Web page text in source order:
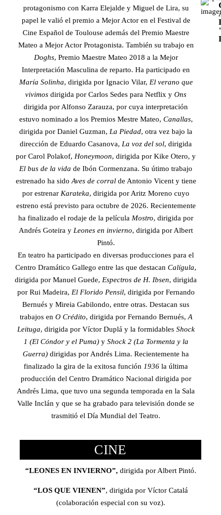
protagonismo con Karra Elejalde y Miguel de Lira, su
papel le valió el premio a Mejor Actor en el Festival de
Cine Español de Toulouse además del Premio Maestre
Mateo a Mejor Actor Protagonista. También su trabajo en
Doghs, Premio Maestre Mateo 2018 a la Mejor
Interpretación Masculina de reparto. Ha participado en
María Solinha, dirigida por Ignacio Vilar, El verano que
vivimos dirigida por Carlos Sedes para Netflix y Ons
dirigida por Alfonso Zarauza, por cuya interpretación
estuvo nominado a los Premios Mestre Mateo, Canallas,
dirigida por Daniel Guzman, La Piedad, otra vez bajo la
dirección de Eduardo Casanova, La voz del sol, dirigida
por Carol Polakof, Honeymoon, dirigida por Kike Otero, y
El bus de la vida de Ibón Cormenzana. Su útimo trabajo
estrenado ha sido Aves de corralde Antonio Vicent y tiene
por estrenar Karateka, dirigida por Aritz Moreno cuyo
estreno está previsto para octubre de 2026. Recientemente
ha finalizado el rodaje de la película Mostro, dirigida por
Andrés Goteira y Leones en invierno, dirigida por Albert
Pintó.
En teatro ha participado en diversas producciones para el
Centro Dramático Gallego entre las que destacan Calígula,
dirigida por Manuel Guede, Espectros de H. Ibsen, dirigida
por Rui Madeira, El Florido Pensil, dirigida por Fernando
Bernués y Mireia Gabilondo, entre otras. Destacan sus
trabajos en O Crédito, dirigida por Fernando Bernués, A
Leituga, dirigida por Víctor Duplá y la formidables Shock
1 (El Cóndor y el Puma)y Shock 2 (La Tormenta y la
Guerra) dirigidas por Andrés Lima. Recientemente ha
finalizado la gira de la exitosa función 1936 la última
producción del Centro Dramático Nacional dirigida por
Andrés Lima, que tuvo una segunda temporada en la Sala
Valle Inclán y que se ha grabado para televisión donde se
trasmitió el Día Mundial del Teatro.
CINE
“LEONES EN INVIERNO”, dirigida por Albert Pintó.
“LOS QUE VIENEN”, dirigida por Víctor Catalá
(colaboración especial con su voz).